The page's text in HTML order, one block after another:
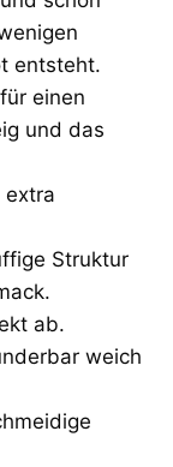
entsteht.
einen
und das
extra
Struktur
ab.
weich